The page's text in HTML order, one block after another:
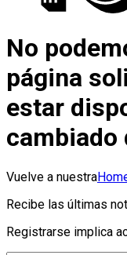
No
página
estar
cambiado
Vuelve a nuestra
Recibe las últimas
Registrarse implica